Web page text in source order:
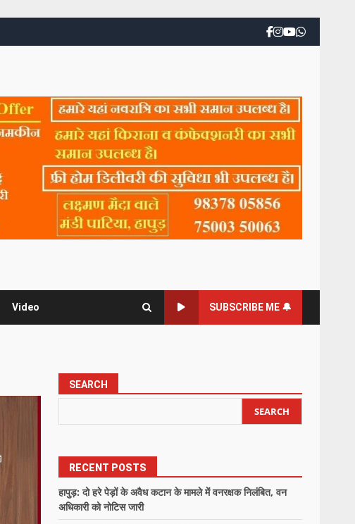
Video SUBSCRIBE ME 🔔
SEARCH
SEARCH
RECENT POSTS
हापुड़: दो हरे पेड़ों के अवैध कटान के मामले में वनरक्षक निलंबित, वन
अधिकारी को नोटिस जारी